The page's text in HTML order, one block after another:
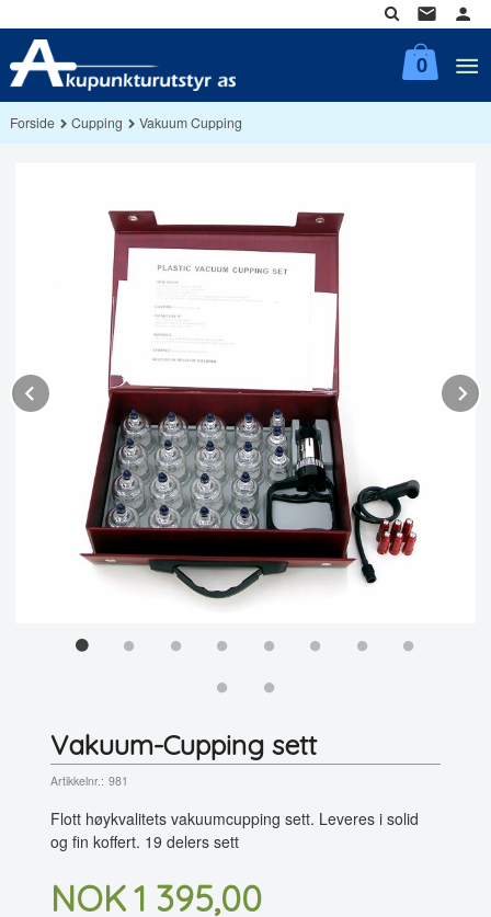
til
innholdet
0
Forside Cupping Vakuum Cupping
Vakuum-Cupping sett
Artikkelnr.: 981
Flott høykvalitets vakuumcupping sett. Leveres i solid
og fin koffert. 19 delers sett
Pris
NOK1 395,00